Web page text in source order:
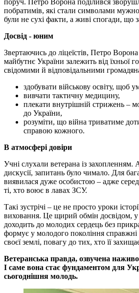
побратимів, які стали символами
були не сухі факти, а живі спогади, що
Досвід - юним
Звертаючись до ліцеїстів, Петро
майбутнє України залежить від їхньої
свідомими й відповідальними
здобувати військову освіту, щоб
вивчати тактичну медицину,
плекати внутрішній стрижень –
до України,
розуміти, що війна триватиме
справою кожного.
В атмосфері довіри
Учні слухали ветерана із захопленням.
дискусії, запитань було чимало. Для
виявилася дуже особистою – адже
ті, хто воює в лавах ЗСУ.
Такі зустрічі – це не просто уроки
виховання. Це щирий обмін досвідом, у
доходить до молодих сердець без
формує у молодого покоління
своєї землі, повагу до тих, хто її
Ветеранська правда, озвучена
І саме вона стає фундаментом для
сьогоднішня молодь.